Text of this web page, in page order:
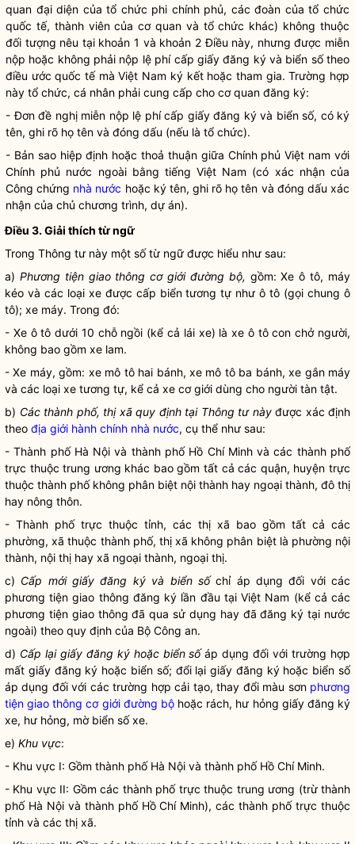
quan đại diện của tổ chức phi chính phủ, các đoàn của tổ chức
quốc tế, thành viên của cơ quan và tổ chức khác) không thuộc
đối tượng nêu tại khoản 1 và khoản 2 Điều này, nhưng được miễn
nộp hoặc không phải nộp lệ phí cấp giấy đăng ký và biển số theo
điều ước quốc tế mà Việt Nam ký kết hoặc tham gia. Trường hợp
này tổ chức, cá nhân phải cung cấp cho cơ quan đăng ký:
- Đơn đề nghị miễn nộp lệ phí cấp giấy đăng ký và biển số, có ký
tên, ghi rõ họ tên và đóng dấu (nếu là tổ chức).
- Bản sao hiệp định hoặc thoả thuận giữa Chính phủ Việt nam với
Chính phủ nước ngoài bằng tiếng Việt Nam (có xác nhận của
Công chứng nhà nước hoặc ký tên, ghi rõ họ tên và đóng dấu xác
nhận của chủ chương trình, dự án).
Điều 3. Giải thích từ ngữ
Trong Thông tư này một số từ ngữ được hiểu như sau:
a) Phương tiện giao thông cơ giới đường bộ, gồm: Xe ô tô, máy
kéo và các loại xe được cấp biển tương tự như ô tô (gọi chung ô
tô); xe máy. Trong đó:
- Xe ô tô dưới 10 chỗ ngồi (kể cả lái xe) là xe ô tô con chở người,
không bao gồm xe lam.
- Xe máy, gồm: xe mô tô hai bánh, xe mô tô ba bánh, xe gắn máy
và các loại xe tương tự, kể cả xe cơ giới dùng cho người tàn tật.
b) Các thành phố, thị xã quy định tại Thông tư nàyđược xác định
theo địa giới hành chính nhà nước, cụ thể như sau:
- Thành phố Hà Nội và thành phố Hồ Chí Minh và các thành phố
trực thuộc trung ương khác bao gồm tất cả các quận, huyện trực
thuộc thành phố không phân biệt nội thành hay ngoại thành, đô thị
hay nông thôn.
- Thành phố trực thuộc tỉnh, các thị xã bao gồm tất cả các
phường, xã thuộc thành phố, thị xã không phân biệt là phường nội
thành, nội thị hay xã ngoại thành, ngoại thị.
c) Cấp mới giấy đăng ký và biển sốchỉ áp dụng đối với các
phương tiện giao thông đăng ký lần đầu tại Việt Nam (kể cả các
phương tiện giao thông đã qua sử dụng hay đã đăng ký tại nước
ngoài) theo quy định của Bộ Công an.
d) Cấp lại giấy đăng ký hoặc biển sốáp dụng đối với trường hợp
mất giấy đăng ký hoặc biển số; đổi lại giấy đăng ký hoặc biển số
áp dụng đối với các trường hợp cải tạo, thay đổi màu sơn phương
tiện giao thông cơ giới đường bộhoặc rách, hư hỏng giấy đăng ký
xe, hư hỏng, mờ biển số xe.
e) Khu vực:
- Khu vực I: Gồm thành phố Hà Nội và thành phố Hồ Chí Minh.
- Khu vực II: Gồm các thành phố trực thuộc trung ương (trừ thành
phố Hà Nội và thành phố Hồ Chí Minh), các thành phố trực thuộc
tỉnh và các thị xã.